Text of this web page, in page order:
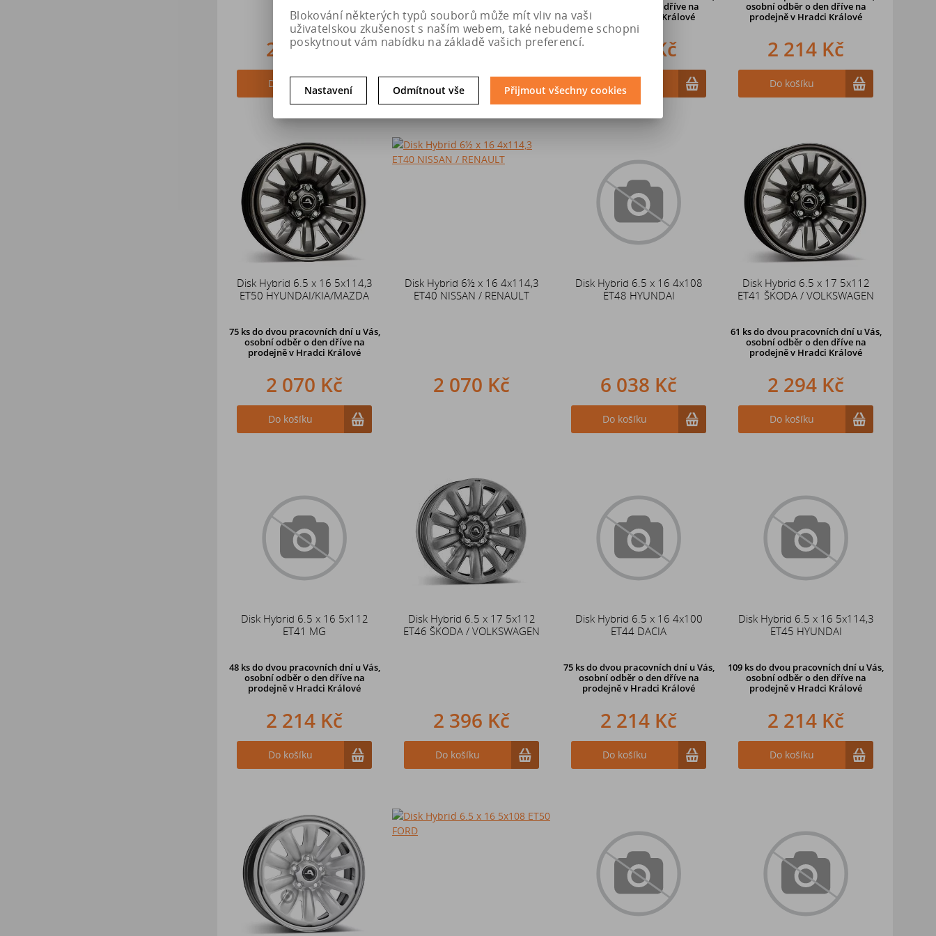
2 456 Kč
Do košíku
2 154 Kč
osobní odběr o den dřívena
prodejně v Hradci Králové
2 398 Kč
osobní odběr o den dříve na
prodejněv Hradci Králové
2 214 Kč
Do košíku
Disk Hybrid 6.5 x 16 5x114,3
ET50 HYUNDAI/KIA/MAZDA
75 ks do dvou pracovních dní u Vás,
osobní odběr o den dřívena
prodejně v Hradci Králové
2 070 Kč
Do košíku
Disk Hybrid 6½ x 16 4x114,3
ET40 NISSAN / RENAULT
2 070 Kč
Disk Hybrid 6.5 x 16 4x108
ET48 HYUNDAI
6 038 Kč
Do košíku
Disk Hybrid 6.5 x 17 5x112
ET41 ŠKODA / VOLKSWAGEN
61 ks do dvou pracovních dní u Vás,
osobní odběr o den dřívena
prodejně v Hradci Králové
2 294 Kč
Do košíku
Disk Hybrid 6.5 x 16 5x112
ET41 MG
48 ks do dvou pracovních dní u Vás,
osobní odběr o den dřívena
prodejně v Hradci Králové
2 214 Kč
Do košíku
Disk Hybrid 6.5 x 17 5x112
ET46 ŠKODA / VOLKSWAGEN
2 396 Kč
Do košíku
Disk Hybrid 6.5 x 16 4x100
ET44 DACIA
75 ks do dvou pracovních dní u Vás,
osobní odběr o den dřívena
prodejně v Hradci Králové
2 214 Kč
Do košíku
Disk Hybrid 6.5 x 16 5x114,3
ET45 HYUNDAI
109 ksdo dvou pracovních dní u Vás,
osobní odběr o den dřívena
prodejně v Hradci Králové
2 214 Kč
Do košíku
Blokování některých typů souborů může mít vliv na vaši
uživatelskou zkušenost s naším webem, také nebudeme schopni
poskytnout vám nabídku na základě vašich preferencí.
Nastavení Odmítnout vše Přijmout všechny cookies